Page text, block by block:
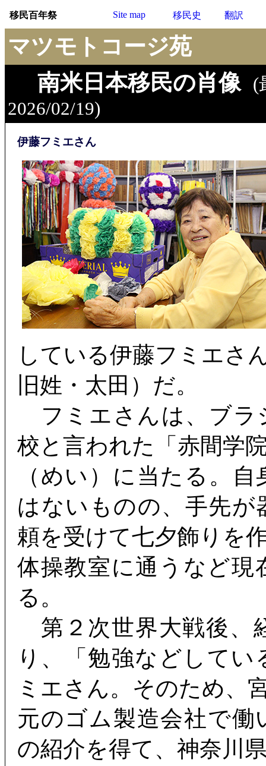
移民百年祭 Site map 移民史 翻訳
マツモトコージ苑
南米日本移民の肖像 (
2026/02/19)
伊藤フミエさん
している伊藤フミエさ
旧姓・太田）だ。
フミエさんは、ブラ
校と言われた「赤間学
（めい）に当たる。
はないものの、手先
頼を受けて七夕飾りを
体操教室に通うなど現
る。
第２次世界大戦後、
り、「勉強などして
ミエさん。そのため、
元のゴム製造会社で
の紹介を得て、神奈川